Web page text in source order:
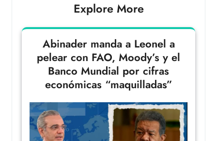
Explore More
Abinader manda a Leonel a
pelear con FAO, Moody’s y el
Banco Mundial por cifras
económicas “maquilladas”